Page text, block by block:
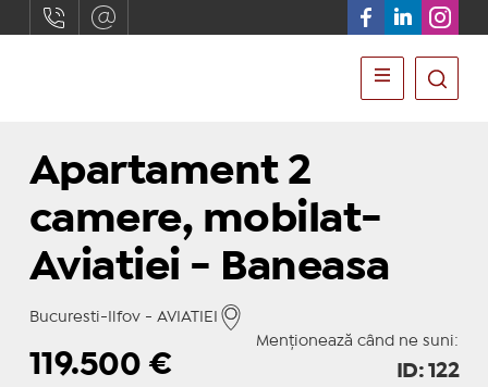
Apartament 2
camere, mobilat-
Aviatiei - Baneasa
Bucuresti-Ilfov - AVIATIEI
Menționează când ne suni:
119.500 € ID: 122